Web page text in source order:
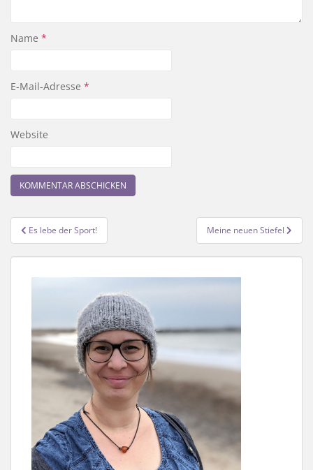
Name *
E-Mail-Adresse *
Website
Beitragsnavigation
Es lebe der Sport! Meine neuen Stiefel